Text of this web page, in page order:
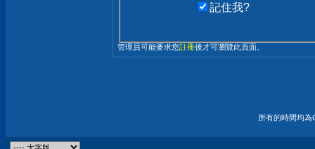
記住我?
管理員可能要求您註冊後才可瀏覽此頁面。
所有的時間均為